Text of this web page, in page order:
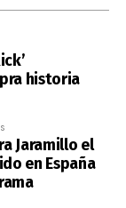
historia
Jaramillo el
en España